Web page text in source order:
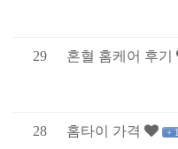
29 혼혈 홈케어 후기
28 홈타이 가격 + 1